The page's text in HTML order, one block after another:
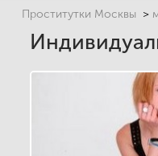
Проститутки Москвы >